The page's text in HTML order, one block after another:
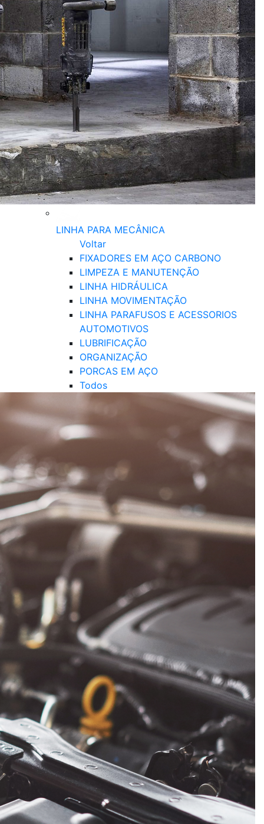
LINHA PARA MECÂNICA
Voltar
FIXADORES EM AÇO CARBONO
LIMPEZA E MANUTENÇÃO
LINHA HIDRÁULICA
LINHA MOVIMENTAÇÃO
LINHA PARAFUSOS E ACESSORIOS
AUTOMOTIVOS
LUBRIFICAÇÃO
ORGANIZAÇÃO
PORCAS EM AÇO
Todos